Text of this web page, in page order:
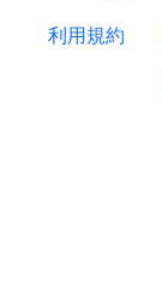
利用規約